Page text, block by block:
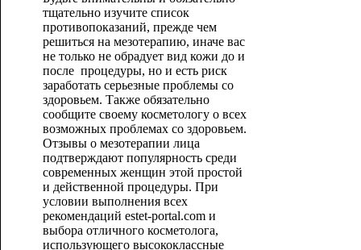
тщательно изучите список
противопоказаний, прежде чем
решиться на мезотерапию, иначе вас
не только не обрадует вид кожи до и
после процедуры, но и есть риск
заработать серьезные проблемы со
здоровьем. Также обязательно
сообщите своему косметологу о всех
возможных проблемах со здоровьем.
Отзывы о мезотерапии лица
подтверждают популярность среди
современных женщин этой простой
и действенной процедуры. При
условии выполнения всех
рекомендаций estet-portal.com и
выбора отличного косметолога,
использующего высококлассные